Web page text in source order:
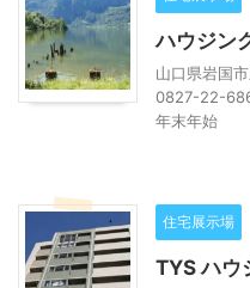
ハウジン
山口県岩国
0827-22-
年末年始
住宅展示場
TYS ハウ